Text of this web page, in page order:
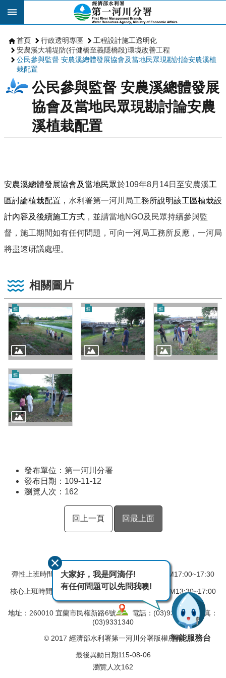
跳到主要內容區塊
首頁 行政透明專區
工程設計施工透明化
安農溪大埔堤防(行健橋至義隱橋段)環境改善工程
公民參與監督 安農溪總體發展協會及當地民眾現勘討論安農溪植
栽配置
公民參與監督 安農溪總體發展
協會及當地民眾現勘討論安農
溪植栽配置
安農溪總體發展協會及當地民眾於109年8月 14日至安農溪工
區討論植栽配置， 水利署第一河川局工務所說明該工區植栽設
計內容及後續施工方式 ，並請當地NGO及民眾持續參與監
督， 施工期間如有任何問題，可向一河局工務所反應，一河局
將盡速研議處理。
相關圖片
發布單位：第一河川分署
發布日期：109-11-12
瀏覽人次： 162
回上一頁 回最上面
彈性上班時間：AM08:00~08:30 彈性下班時間：PM17:00~17:30
核心上班時間：星期一 ~ 星期五 AM08:30~12:30 PM13:30~17:00
地址：260010 宜蘭市民權新路6號
電話：(03)9324031 傳真：
(03)9331340
© 2017 經濟部水利署第一河川分署版權所有
最後異動日期115-08-06
瀏覽人次162
大家好，我是阿滴仔!
有任何問題可以先問我噢!
智能服務台